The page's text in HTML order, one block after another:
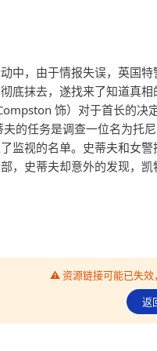
中，由于情报失误，英国
底抹去，遂找来了知道真
饰）对于首长的决
的任务是调查一位名为托
监视的名单。史蒂夫和女
，史蒂夫却意外的发现，凯
⚠️ 资源链接可能已失效
返